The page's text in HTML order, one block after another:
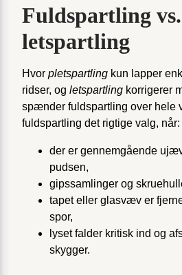
Fuldspartling
letspartling
Hvor pletspartling kun lapper
ridser, og letspartling korrigerer
spænder fuldspartling over hele
fuldspartling det rigtige valg, når:
der er gennemgående
pudsen,
gips­samlinger og
tapet eller glasvæv er
spor,
lyset falder kritisk ind og
skygger.